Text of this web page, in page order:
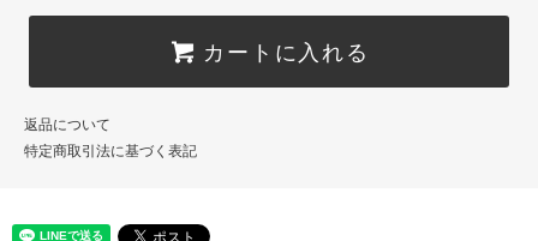
カートに入れる
返品について
特定商取引法に基づく表記